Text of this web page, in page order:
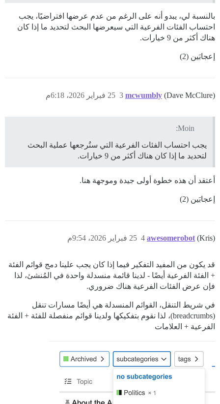
بالنسبة لي، يبدو أنه على الرغم من عدم عرضها افتراضيًا، يجب
احتساب الفئات الفرعية التي سيعرضها البحث لتحديد ما إذا كان
هناك أكثر من 9 خيارات.
إعجابَين (2)
mcwumbly (Dave McClure) 25 فبراير 2026، 6:18م 3
Moin:
يجب احتساب الفئات الفرعية التي ستُرجعها عملية البحث
لتحديد ما إذا كان هناك أكثر من 9 خيارات.
أعتقد أن هذه خطوة أولى جيدة وموجهة هنا.
إعجابَين (2)
awesomerobot (Kris) 25 فبراير 2026، 9:54م 4
قد يكون من المفيد التفكير فيما إذا كان يجب علينا دمج قوائم الفئة
+ الفئة الفرعية أيضًا - لدينا قائمة منسدلة واحدة في المُنشئ، لذا
فإن عرض الفئات الفرعية هناك ضروري.
في شريط التنقل، القوائم المنسدلة هي أيضًا مسارات تنقل
(breadcrumbs)، لذا نقوم بتفكيكها ولدينا قوائم منفصلة للفئة + الفئة
الفرعية + العلامات